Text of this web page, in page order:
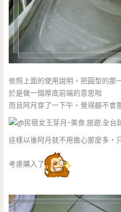
依照上面的使用說明，把圓型的那
於是做一個厚底前端的意思啦
而且阿月穿了一下午，覺得腳不會
這樣以後阿月就不用擔心那麼多，
考慮購入了